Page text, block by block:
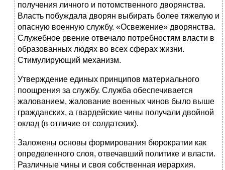
получения личного и потомственного дворянства.
Власть побуждала дворян выбирать более тяжелую и
опасную военную службу. «Освежение» дворянства.
Служебное рвение отвечало потребностям власти в
образованных людях во всех сферах жизни.
Стимулирующий механизм.
Утверждение единых принципов материального
поощрения за службу. Служба обеспечивается
жалованием, жалование военных чинов было выше
гражданских, а гвардейские чины получали двойной
оклад (в отличие от солдатских).
Заложены основы формирования бюрократии как
определенного слоя, отвечавший политике и власти.
Различные чины и своя собственная иерархия.